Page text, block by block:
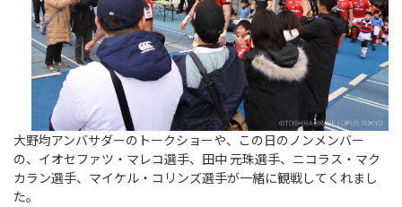
大野均アンバサダーのトークショーや、この日のノンメンバー
の、イオセファツ・マレコ選手、田中 元珠選手、ニコラス・マク
カラン選手、マイケル・コリンズ選手が一緒に観戦してくれまし
た。